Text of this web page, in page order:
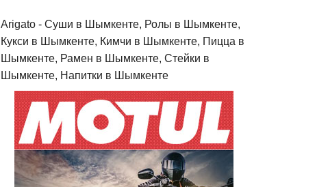
Arigato - Cуши в Шымкенте, Ролы в Шымкенте,
Кукси в Шымкенте, Кимчи в Шымкенте, Пицца в
Шымкенте, Рамен в Шымкенте, Стейки в
Шымкенте, Напитки в Шымкенте